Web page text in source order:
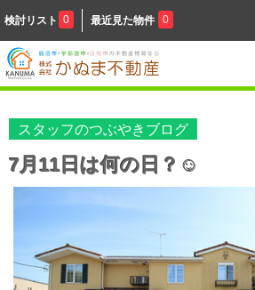
検討リスト 0 最近見た物件 0
スタッフのつぶやきブログ
7月11日は何の日？☺